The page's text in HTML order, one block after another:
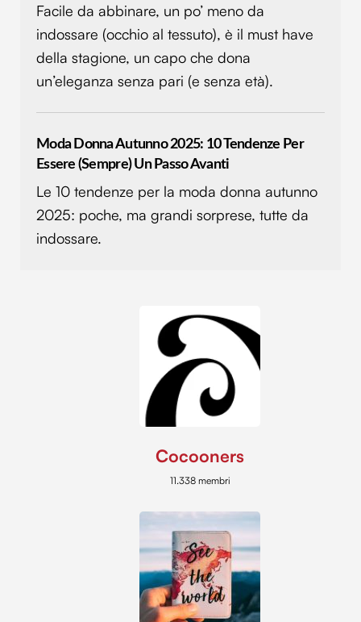
Facile da abbinare, un po’ meno da
indossare (occhio al tessuto), è il must have
della stagione, un capo che dona
un’eleganza senza pari (e senza età).
Moda Donna Autunno 2025: 10 Tendenze Per
Essere (sempre) Un Passo Avanti
Le 10 tendenze per la moda donna autunno
2025: poche, ma grandi sorprese, tutte da
indossare.
Cocooners
11.338 membri